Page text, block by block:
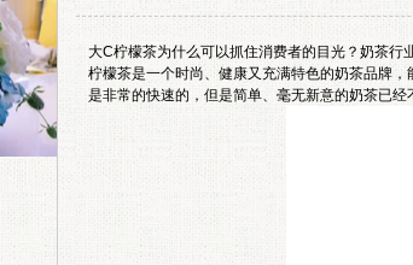
大C柠檬茶为什么可以抓住消费者的目光？奶茶行
柠檬茶是一个时尚、健康又充满特色的奶茶品牌
是非常的快速的，但是简单、毫无新意的奶茶已经